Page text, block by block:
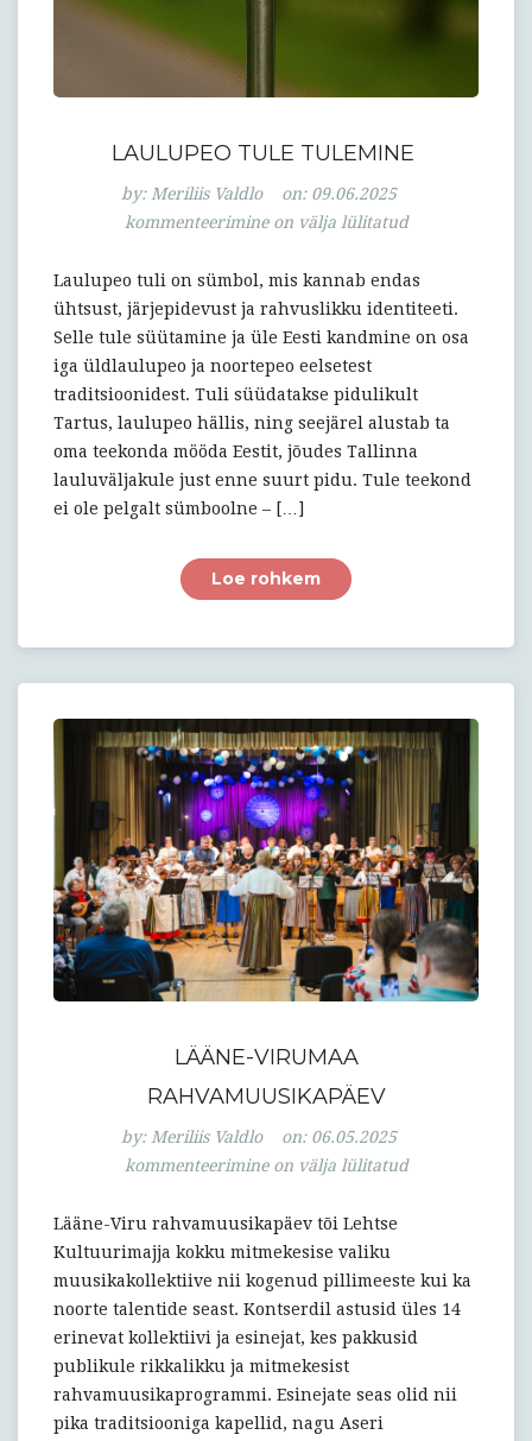
LAULUPEO TULE TULEMINE
by: Meriliis Valdlo on: 09.06.2025
kommenteerimine on välja lülitatud
Laulupeo tuli on sümbol, mis kannab endas
ühtsust, järjepidevust ja rahvuslikku identiteeti.
Selle tule süütamine ja üle Eesti kandmine on osa
iga üldlaulupeo ja noortepeo eelsetest
traditsioonidest. Tuli süüdatakse pidulikult
Tartus, laulupeo hällis, ning seejärel alustab ta
oma teekonda mööda Eestit, jõudes Tallinna
lauluväljakule just enne suurt pidu. Tule teekond
ei ole pelgalt sümboolne – […]
Loe rohkem
LÄÄNE-VIRUMAA
RAHVAMUUSIKAPÄEV
by:Meriliis Valdlo on: 06.05.2025
kommenteerimine on välja lülitatud
Lääne-Viru rahvamuusikapäev tõi Lehtse
Kultuurimajja kokku mitmekesise valiku
muusikakollektiive nii kogenud pillimeeste kui ka
noorte talentide seast. Kontserdil astusid üles 14
erinevat kollektiivi ja esinejat, kes pakkusid
publikule rikkalikku ja mitmekesist
rahvamuusikaprogrammi. Esinejate seas olid nii
pika traditsiooniga kapellid, nagu Aseri